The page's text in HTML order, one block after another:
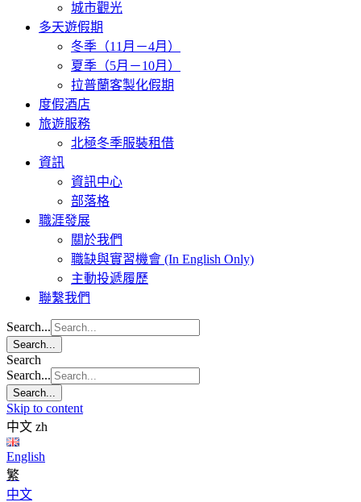
城市觀光
多天遊假期
冬季（11月－4月）
夏季（5月－10月）
拉普蘭客製化假期
度假酒店
旅遊服務
北極冬季服裝租借
資訊
資訊中心
部落格
職涯發展
關於我們
職缺與實習機會 (In English Only)
主動投遞履歷
聯繫我們
Search...
Search...
Search
Search...
Search...
Skip to content
中文 zh
English
繁
中文